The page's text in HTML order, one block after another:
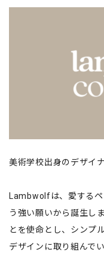
美術学校出身のデザイ
Lambwolfは、愛する
う強い願いから誕生し
とを使命とし、シンプ
デザインに取り組んで